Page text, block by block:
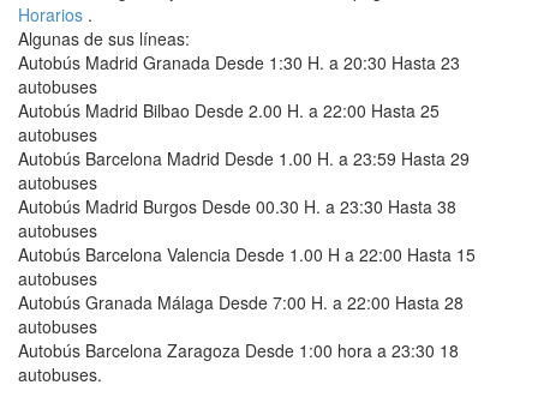
Horarios .
Algunas de sus líneas:
Autobús Madrid Granada Desde 1:30 H. a 20:30 Hasta 23
autobuses
Autobús Madrid Bilbao Desde 2.00 H. a 22:00 Hasta 25
autobuses
Autobús Barcelona Madrid Desde 1.00 H. a 23:59 Hasta 29
autobuses
Autobús Madrid Burgos Desde 00.30 H. a 23:30 Hasta 38
autobuses
Autobús Barcelona Valencia Desde 1.00 H a 22:00 Hasta 15
autobuses
Autobús Granada Málaga Desde 7:00 H. a 22:00 Hasta 28
autobuses
Autobús Barcelona Zaragoza Desde 1:00 hora a 23:30 18
autobuses.